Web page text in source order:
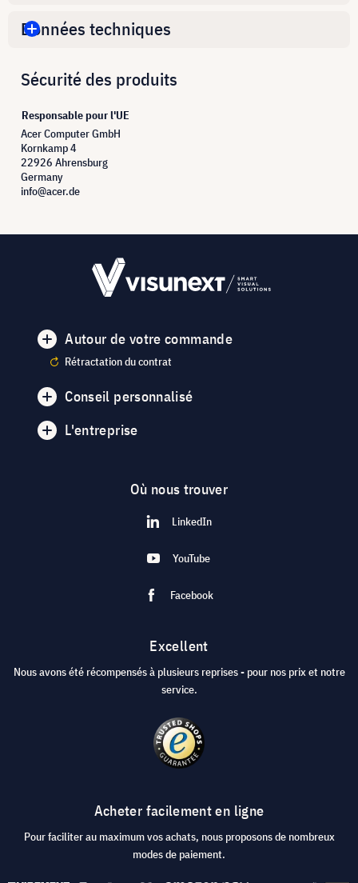
Données techniques
Sécurité des produits
Responsable pour l'UE
Acer Computer GmbH
Kornkamp 4
22926 Ahrensburg
Germany
info@acer.de
Autour de votre commande
Rétractation du contrat
Conseil personnalisé
L'entreprise
Où nous trouver
LinkedIn
YouTube
Facebook
Excellent
Nous avons été récompensés à plusieurs reprises - pour nos prix et notre
service.
Acheter facilement en ligne
Pour faciliter au maximum vos achats, nous proposons de nombreux
modes de paiement.